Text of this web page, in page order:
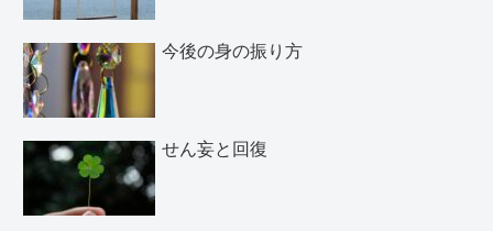
今後の身の振り方
せん妄と回復